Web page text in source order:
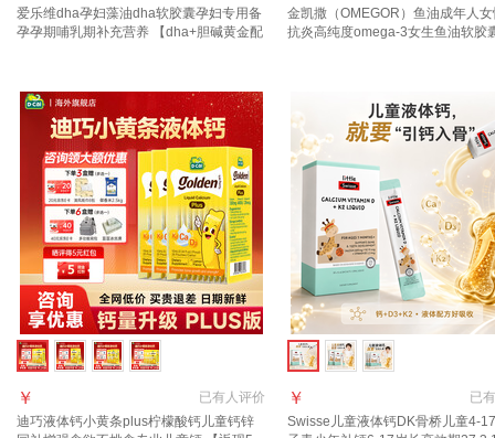
爱乐维dha孕妇藻油dha软胶囊孕妇专用备
孕孕期哺乳期补充营养 【dha+胆碱黄金配
金凯撒（OMEGOR）鱼油成年人
抗炎高纯度omega-3女生鱼油软胶
已有人评价
￥
迪巧液体钙小黄条plus柠檬酸钙儿童钙锌
已有
￥
Swisse儿童液体钙DK骨桥儿童4-